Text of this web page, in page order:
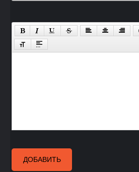
ДОБАВИТЬ